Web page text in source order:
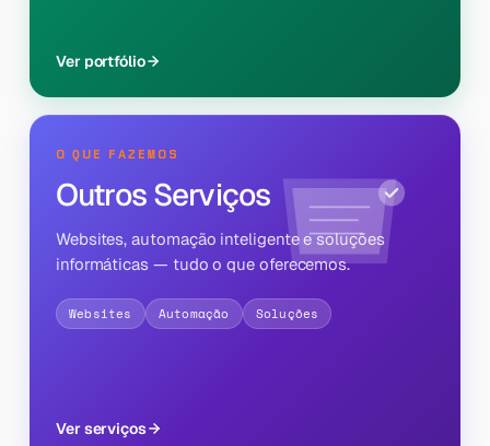
Ver portfólio
O QUE FAZEMOS
Outros Serviços
Websites, automação inteligente e soluções
informáticas — tudo o que oferecemos.
Websites Automação Soluções
Ver serviços